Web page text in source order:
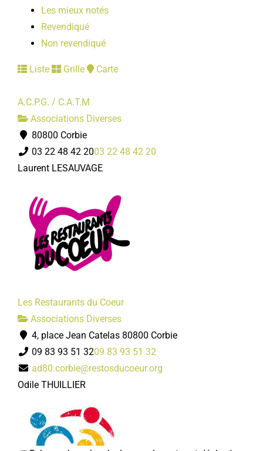
Les mieux notés
Revendiqué
Non revendiqué
Liste Grille Carte
A.C.P.G. / C.A.T.M
Associations Diverses
80800 Corbie
03 22 48 42 2003 22 48 42 20
Laurent LESAUVAGE
Les Restaurants du Coeur
Associations Diverses
4, place Jean Catelas 80800 Corbie
09 83 93 51 3209 83 93 51 32
ad80.corbie@restosducoeur.org
Odile THUILLIER